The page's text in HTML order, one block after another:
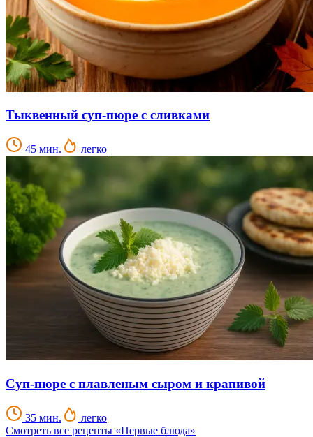
Тыквенный суп-пюре с сливками
45 мин. легко
Суп-пюре с плавленым сыром и крапивой
35 мин.
легко
Смотреть все рецепты «Первые блюда»